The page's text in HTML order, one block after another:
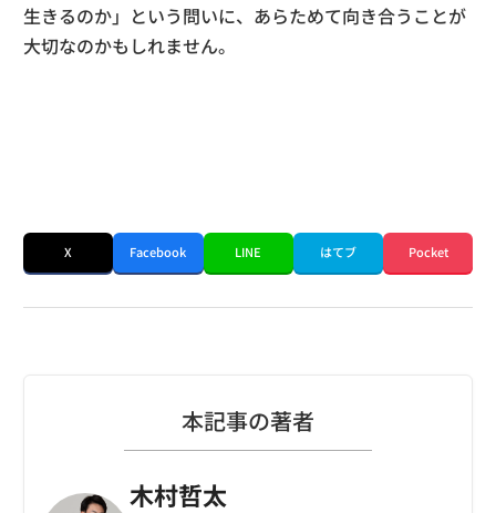
生きるのか」という問いに、あらためて向き合うことが
大切なのかもしれません。
X Facebook LINE はてブ Pocket
本記事の著者
木村哲太